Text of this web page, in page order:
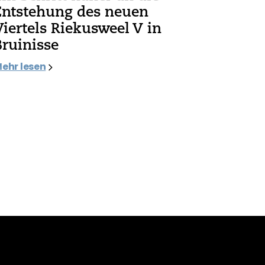
des neuen
Riekusweel V in
lesen